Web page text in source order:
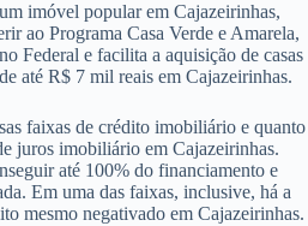
imóvel popular em Cajazeirinhas,
ao Programa Casa Verde e Amarela,
Federal e facilita a aquisição de casas
até R$ 7 mil reais em Cajazeirinhas.
faixas de crédito imobiliário e quanto
juros imobiliário em Cajazeirinhas.
até 100% do financiamento e
Em uma das faixas, inclusive, há a
mesmo negativado em Cajazeirinhas.